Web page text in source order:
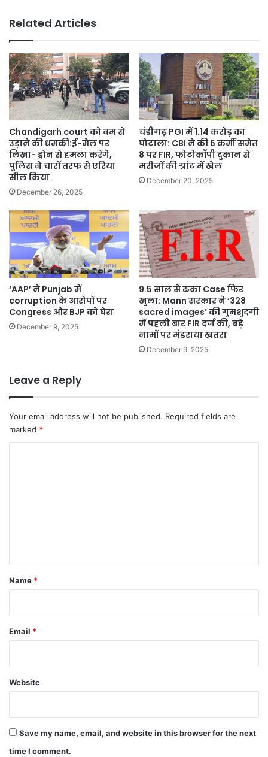
बड़ा
फैसला
Related Articles
Chandigarh court को बम से
उड़ाने की धमकी:ई-मेल पर
लिखा- ड्रोन से हमला करेंगे,
पुलिस ने चारों तरफ से एरिया
सील किया
December 26, 2025
चंडीगढ़ PGI में 1.14 करोड़ का
घोटाला: CBI ने की 6 कर्मी समेत
8 पर FIR, फोटोकॉपी दुकान से
मरीजों की ग्रांट में खेल
December 20, 2025
‘AAP’ ने Punjab में
corruption के आरोपों पर
Congress और BJP को घेरा
December 9, 2025
9.5 साल से रुका Case फिर
खुला: Mann सरकार ने ‘328
sacred images’ की गुमशुदगी
में पहली बार FIR दर्ज की, बड़े
नामों पर मंडराया खतरा
December 9, 2025
Leave a Reply
Your email address will not be published. Required fields are
marked *
*
Name *
Email *
Website
Save my name, email, and website in this browser for the next
time I comment.